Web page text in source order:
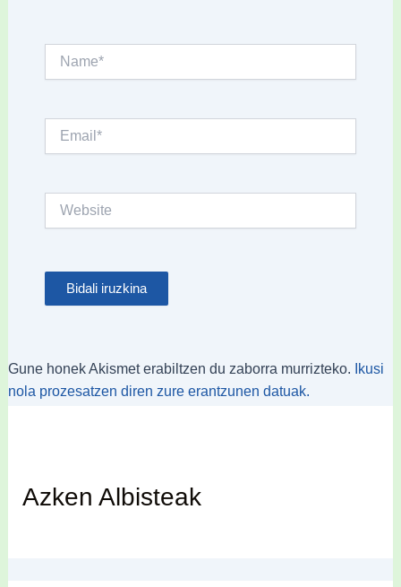
Gune honek Akismet erabiltzen du zaborra murrizteko.
Ikusi
nola prozesatzen diren zure erantzunen datuak.
Azken Albisteak